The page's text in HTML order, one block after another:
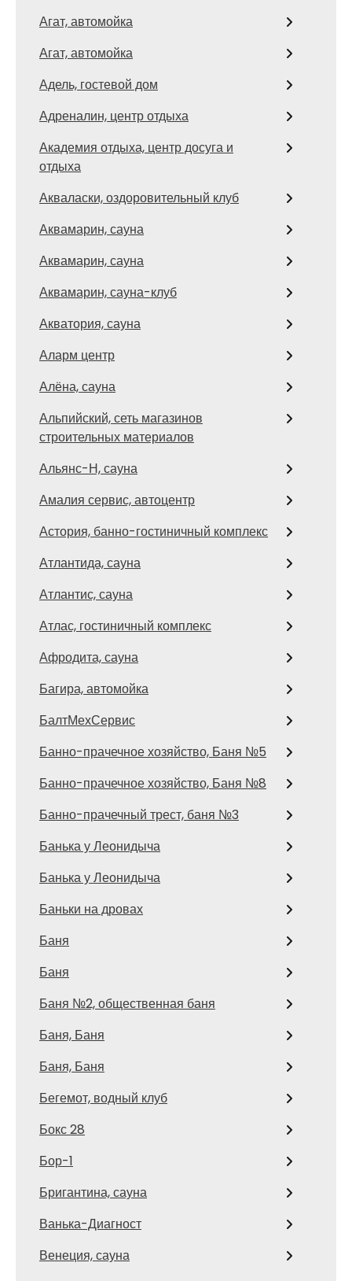
Агат, автомойка
Агат, автомойка
Адель, гостевой дом
Адреналин, центр отдыха
Академия отдыха, центр досуга и
отдыха
Акваласки, оздоровительный клуб
Аквамарин, сауна
Аквамарин, сауна
Аквамарин, сауна-клуб
Акватория, сауна
Аларм центр
Алёна, сауна
Альпийский, сеть магазинов
строительных материалов
Альянс-Н, сауна
Амалия сервис, автоцентр
Астория, банно-гостиничный комплекс
Атлантида, сауна
Атлантис, сауна
Атлас, гостиничный комплекс
Афродита, сауна
Багира, автомойка
БалтМехСервис
Банно-прачечное хозяйство, Баня №5
Банно-прачечное хозяйство, Баня №8
Банно-прачечный трест, баня №3
Банька у Леонидыча
Банька у Леонидыча
Баньки на дровах
Баня
Баня
Баня №2, общественная баня
Баня, Баня
Баня, Баня
Бегемот, водный клуб
Бокс 28
Бор-1
Бригантина, сауна
Ванька-Диагност
Венеция, сауна